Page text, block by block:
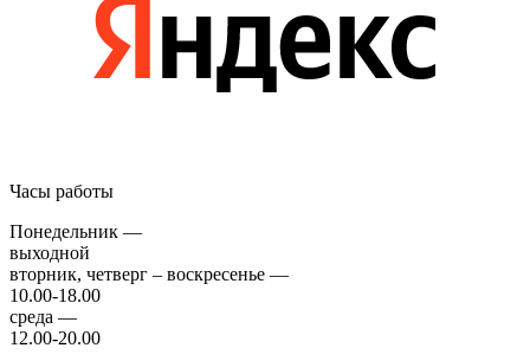
Часы работы
Понедельник —
выходной
вторник, четверг – воскресенье —
10.00-18.00
среда —
12.00-20.00